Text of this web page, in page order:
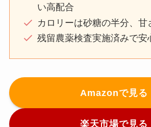
い高配合
カロリーは砂糖の半分、甘
残留農薬検査実施済みで安
Amazonで見る
楽天市場で見る